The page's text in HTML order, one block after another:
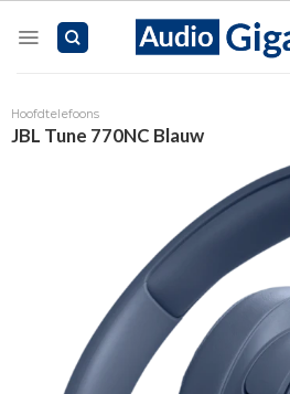
Hoofdtelefoons
JBL Tune 770NC Blauw